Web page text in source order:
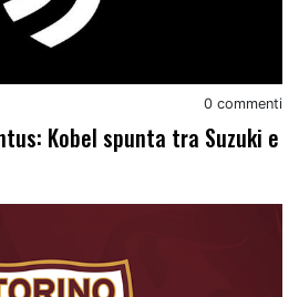
0 commenti
Kobel spunta tra Suzuki e